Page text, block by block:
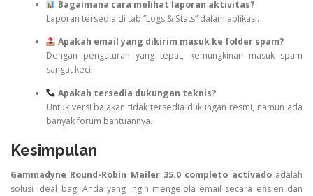
Bagaimana cara melihat laporan aktivitas?
Laporan tersedia di tab “Logs & Stats” dalam aplikasi.
Apakah email yang dikirim masuk ke folder spam?
Dengan pengaturan yang tepat, kemungkinan masuk spam
sangat kecil.
Apakah tersedia dukungan teknis?
Untuk versi bajakan tidak tersedia dukungan resmi, namun ada
banyak forum bantuannya.
Kesimpulan
Gammadyne Round-Robin Mailer 35.0 completo activadoadalah
solusi ideal bagi Anda yang ingin mengelola email secara efisien dan